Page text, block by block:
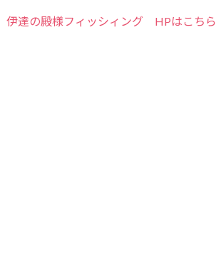
伊達の殿様フィッシィング HPはこちら